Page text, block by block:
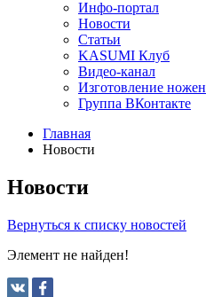
Инфо-портал
Новости
Статьи
KASUMI Клуб
Видео-канал
Изготовление ножен
Группа ВКонтакте
Главная
Новости
Новости
Вернуться к списку новостей
Элемент не найден!